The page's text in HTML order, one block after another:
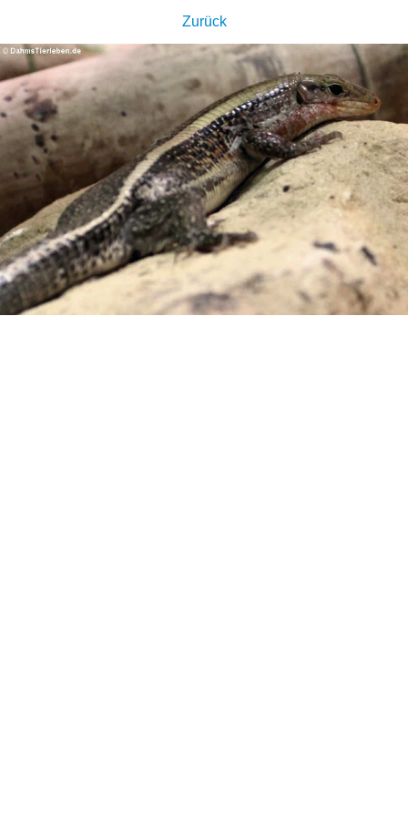
Zurück